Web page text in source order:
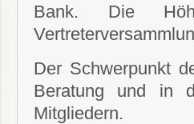
Bank. Die
Der Schwerpunkt
Beratung und in
Mitgliedern.